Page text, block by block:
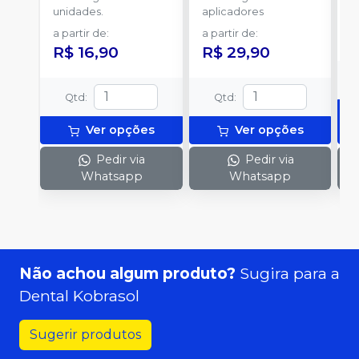
unidades.
a partir de:
R$ 16,90
Qtd :
Ver opções
Pedir via
Whatsapp
aplicadores
a partir de:
R$ 29,90
Qtd :
Ver opções
Pedir via
Whatsapp
Não achou algum produto? Sugira para a
Dental Kobrasol
Sugerir produtos